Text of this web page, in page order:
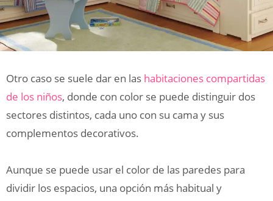
Otro caso se suele dar en las habitaciones compartidas
de los niños, donde con color se puede distinguir dos
sectores distintos, cada uno con su cama y sus
complementos decorativos.
Aunque se puede usar el color de las paredes para
dividir los espacios, una opción más habitual y